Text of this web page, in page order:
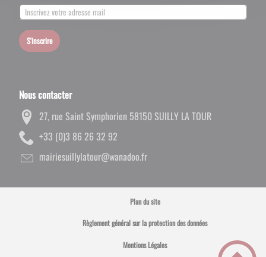
S'inscrire
Nous contacter
27, rue Saint Symphorien 58150 SUILLY LA TOUR
29 23 62 68 3(0) 33+
rf.oodanaw@ruotalylliuseiriam
Plan du site
Règlement général sur la protection des données
Mentions Légales